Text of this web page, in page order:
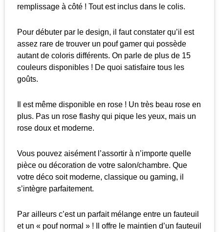
remplissage à côté ! Tout est inclus dans le colis.
Pour débuter par le design, il faut constater qu’il est
assez rare de trouver un pouf gamer qui possède
autant de coloris différents. On parle de plus de 15
couleurs disponibles ! De quoi satisfaire tous les
goûts.
Il est même disponible en rose ! Un très beau rose en
plus. Pas un rose flashy qui pique les yeux, mais un
rose doux et moderne.
Vous pouvez aisément l’assortir à n’importe quelle
pièce ou décoration de votre salon/chambre. Que
votre déco soit moderne, classique ou gaming, il
s’intègre parfaitement.
Par ailleurs c’est un parfait mélange entre un fauteuil
et un « pouf normal » ! Il offre le maintien d’un fauteuil